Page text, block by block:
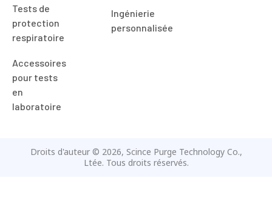
Tests de
protection
respiratoire
Accessoires
pour tests
en
laboratoire
Ingénierie
personnalisée
Droits d'auteur © 2026, Scince Purge Technology Co.,
Ltée. Tous droits réservés.